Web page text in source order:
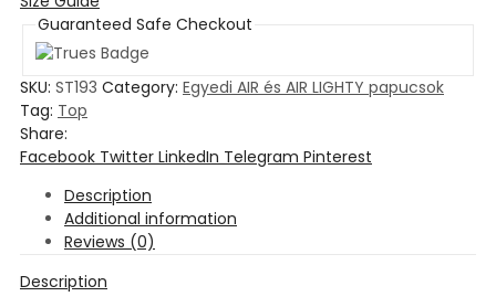
Guaranteed Safe Checkout
SKU: ST193 Category: Egyedi AIR és AIR LIGHTY papucsok
Tag: Top
Share:
Facebook Twitter LinkedIn Telegram Pinterest
Description
Additional information
Reviews (0)
Description